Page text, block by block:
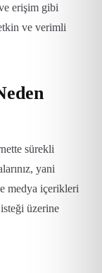
erişim gibi
ve verimli
sürekli
yani
medya içerikleri
isteği üzerine